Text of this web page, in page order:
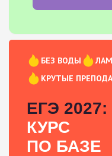
БЕЗ ВОДЫ
КРУТЫЕ
ЕГЭ 2027:
КУРС
ПО БАЗЕ